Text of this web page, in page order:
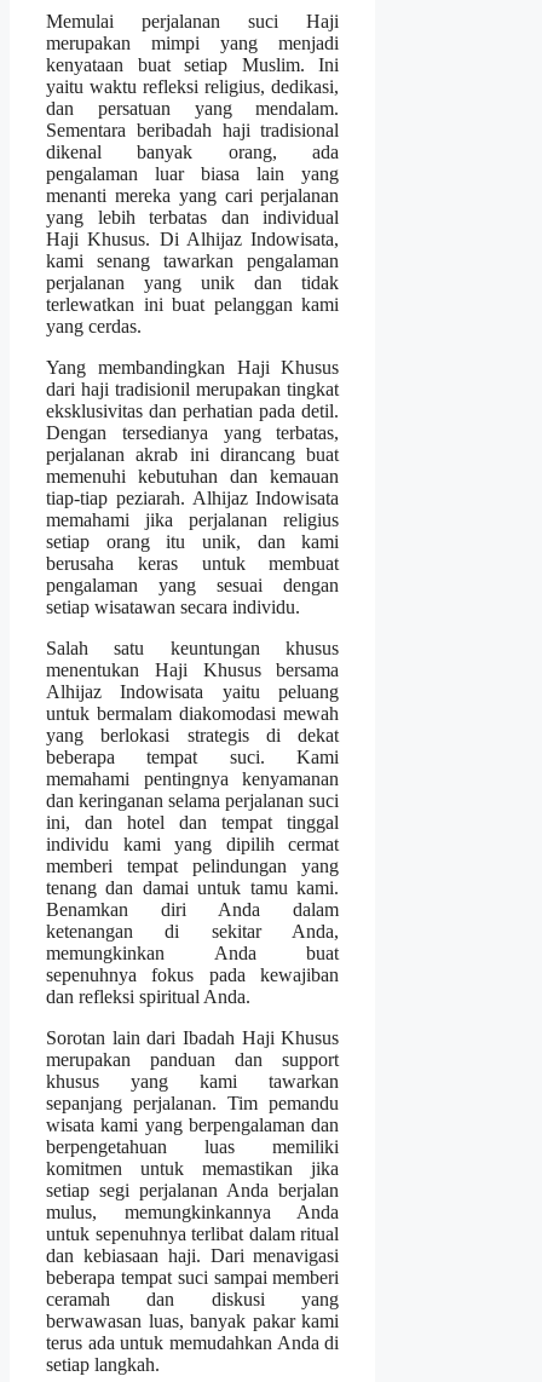
Memulai perjalanan suci Haji
merupakan mimpi yang menjadi
kenyataan buat setiap Muslim. Ini
yaitu waktu refleksi religius, dedikasi,
dan persatuan yang mendalam.
Sementara beribadah haji tradisional
dikenal banyak orang, ada
pengalaman luar biasa lain yang
menanti mereka yang cari perjalanan
yang lebih terbatas dan individual
Haji Khusus. Di Alhijaz Indowisata,
kami senang tawarkan pengalaman
perjalanan yang unik dan tidak
terlewatkan ini buat pelanggan kami
yang cerdas.
Yang membandingkan Haji Khusus
dari haji tradisionil merupakan tingkat
eksklusivitas dan perhatian pada detil.
Dengan tersedianya yang terbatas,
perjalanan akrab ini dirancang buat
memenuhi kebutuhan dan kemauan
tiap-tiap peziarah. Alhijaz Indowisata
memahami jika perjalanan religius
setiap orang itu unik, dan kami
berusaha keras untuk membuat
pengalaman yang sesuai dengan
setiap wisatawan secara individu.
Salah satu keuntungan khusus
menentukan Haji Khusus bersama
Alhijaz Indowisata yaitu peluang
untuk bermalam diakomodasi mewah
yang berlokasi strategis di dekat
beberapa tempat suci. Kami
memahami pentingnya kenyamanan
dan keringanan selama perjalanan suci
ini, dan hotel dan tempat tinggal
individu kami yang dipilih cermat
memberi tempat pelindungan yang
tenang dan damai untuk tamu kami.
Benamkan diri Anda dalam
ketenangan di sekitar Anda,
memungkinkan Anda buat
sepenuhnya fokus pada kewajiban
dan refleksi spiritual Anda.
Sorotan lain dari Ibadah Haji Khusus
merupakan panduan dan support
khusus yang kami tawarkan
sepanjang perjalanan. Tim pemandu
wisata kami yang berpengalaman dan
berpengetahuan luas memiliki
komitmen untuk memastikan jika
setiap segi perjalanan Anda berjalan
mulus, memungkinkannya Anda
untuk sepenuhnya terlibat dalam ritual
dan kebiasaan haji. Dari menavigasi
beberapa tempat suci sampai memberi
ceramah dan diskusi yang
berwawasan luas, banyak pakar kami
terus ada untuk memudahkan Anda di
setiap langkah.